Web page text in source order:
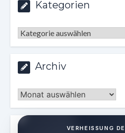
Kategorien
Kategorien
Archiv
Archiv
VERHEISSUNG